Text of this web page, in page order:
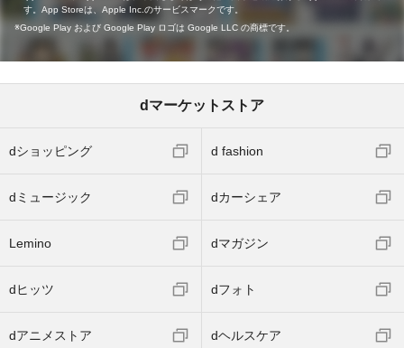
す。App Storeは、Apple Inc.のサービスマークです。
Google Play および Google Play ロゴは Google LLC の商標です。
dマーケットストア
dショッピング d fashion
dミュージック dカーシェア
Lemino dマガジン
dヒッツ dフォト
dアニメストア dヘルスケア